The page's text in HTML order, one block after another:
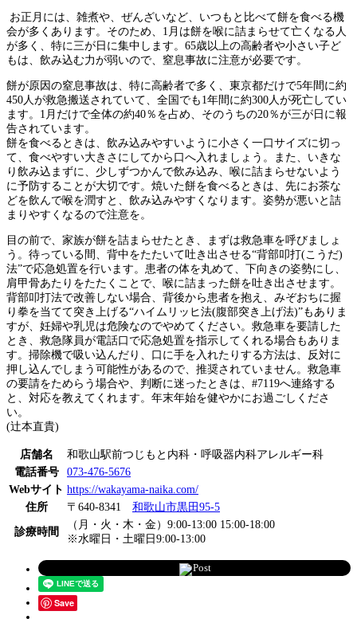
お正月には、雑煮や、ぜんざいなど、いつもと比べて餅を食べる機
会が多くあります。そのため、1月は餅を喉に詰まらせて亡くなる人
が多く、特に三が日に集中します。65歳以上の高齢者や小さい子ど
もは、飲み込む力が弱いので、窒息事故に注意が必要です。
餅が原因の窒息事故は、特に高齢者で多く、東京都だけで5年間に約
450人が救急搬送されていて、全国でも1年間に約300人が死亡してい
ます。1月だけで全体の約40％を占め、そのうちの20％が三が日に報
告されています。
餅を食べるときは、飲み込みやすいように小さく一口サイズに切っ
て、食べやすい大きさにしてから口へ入れましょう。また、いきな
り飲み込まずに、少しずつかんで飲み込み、喉に詰まらせないよう
に予防することが大切です。焼いた餅を食べるときは、先にお茶な
どを飲んで喉を潤すと、飲み込みやすくなります。姿勢が悪いと詰
まりやすくなるので注意を。
目の前で、家族が餅を詰まらせたとき、まずは救急車を呼びましょ
う。待っている間、背中をたたいて吐き出させる“背部叩打(こうだ)
法”で応急処置を行います。患者の体を丸めて、下向きの姿勢にし、
肩甲骨あたりをたたくことで、喉に詰まった餅を吐き出させます。
背部叩打法で改善しない場合、背後から患者を抱え、みぞおちに握
り拳を当てて突き上げる“ハイムリッヒ法(腹部突き上げ法)”もありま
すが、妊婦や乳児は危険なのでやめてください。救急車を要請した
とき、救急隊員が電話口で応急処置を指示してくれる場合もありま
す。掃除機で吸い込んだり、口に手を入れたりする方法は、反対に
押し込んでしまう可能性があるので、推奨されていません。救急車
の要請をためらう場合や、判断に迷ったときは、#7119へ連絡する
と、対応を教えてくれます。年末年始を健やかにお過ごしくださ
い。
(辻本直貴)
店舗名
和歌山駅前つじもと内科・呼吸器内科アレルギー科
電話番号
073-476-5676
Webサイト https://wakayama-naika.com/
住所
〒640-8341 和歌山市黒田95-5
診療時間
（月・火・木・金）9:00-13:00 15:00-18:00
※水曜日・土曜日9:00-13:00
Post
Save